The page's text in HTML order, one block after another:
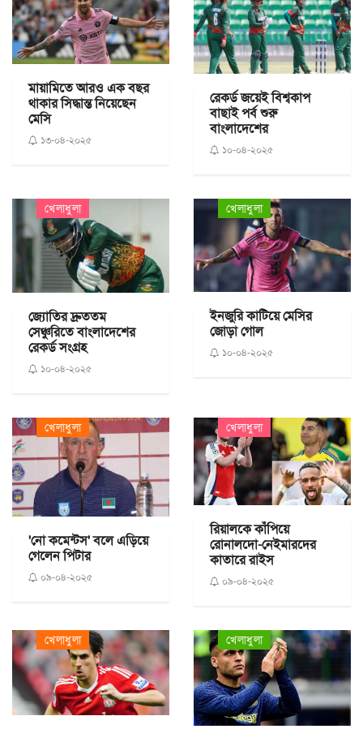
মায়ামিতে আরও এক বছর
থাকার সিদ্ধান্ত নিয়েছেন
মেসি
১৩-০৪-২০২৫
রেকর্ড জয়েই বিশ্বকাপ
বাছাই পর্ব শুরু
বাংলাদেশের
১০-০৪-২০২৫
খেলাধুলা
জ্যোতির দ্রুততম
সেঞ্চুরিতে বাংলাদেশের
রেকর্ড সংগ্রহ
১০-০৪-২০২৫
খেলাধুলা
ইনজুরি কাটিয়ে মেসির
জোড়া গোল
১০-০৪-২০২৫
খেলাধুলা
'নো কমেন্টস' বলে এড়িয়ে
গেলেন পিটার
০৯-০৪-২০২৫
খেলাধুলা
রিয়ালকে কাঁপিয়ে
রোনালদো-নেইমারদের
কাতারে রাইস
০৯-০৪-২০২৫
খেলাধুলা খেলাধুলা